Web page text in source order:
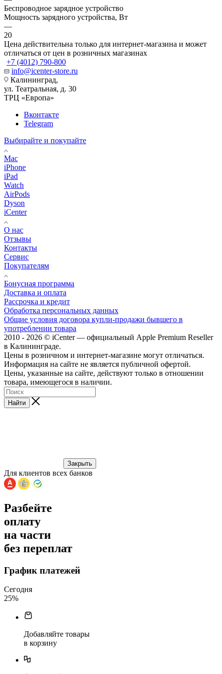
Беспроводное зарядное устройство
Мощность зарядного устройства, Вт
—
20
Цена действительна только для интернет-магазина и может
отличаться от цен в розничных магазинах
+7 (4012) 790-800
info@icenter-store.ru
Калининград,
ул. Театральная, д. 30
ТРЦ «Европа»
Вконтакте
Telegram
Выбирайте и покупайте
Mac
iPhone
iPad
Watch
AirPods
Dyson
iCenter
О нас
Отзывы
Контакты
Сервис
Покупателям
Бонусная программа
Доставка и оплата
Рассрочка и кредит
Обработка персональных данных
Общие условия договора купли-продажи бывшего в
употреблении товара
2010 - 2026 © iCenter — официальный Apple Premium Reseller
в Калининграде.
Цены в розничном и интернет-магазине могут отличаться.
Информация на сайте не является публичной офертой.
Цены, указанные на сайте, действуют только в отношении
товара, имеющегося в наличии.
Найти
Закрыть
Для клиентов всех банков
Разбейте
оплату
на части
без переплат
График платежей
Сегодня
25%
Добавляйте товары
в корзину